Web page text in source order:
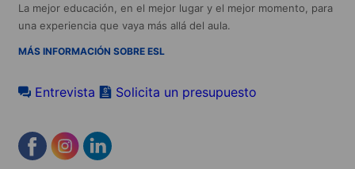
La mejor educación, en el mejor lugar y el mejor momento, para
una experiencia que vaya más allá del aula.
MÁS INFORMACIÓN SOBRE ESL
Entrevista Solicita un presupuesto